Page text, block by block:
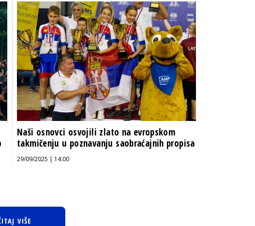
Naši osnovci osvojili zlato na evropskom
takmičenju u poznavanju saobraćajnih propisa
29/09/2025 | 14:00
VIŠE